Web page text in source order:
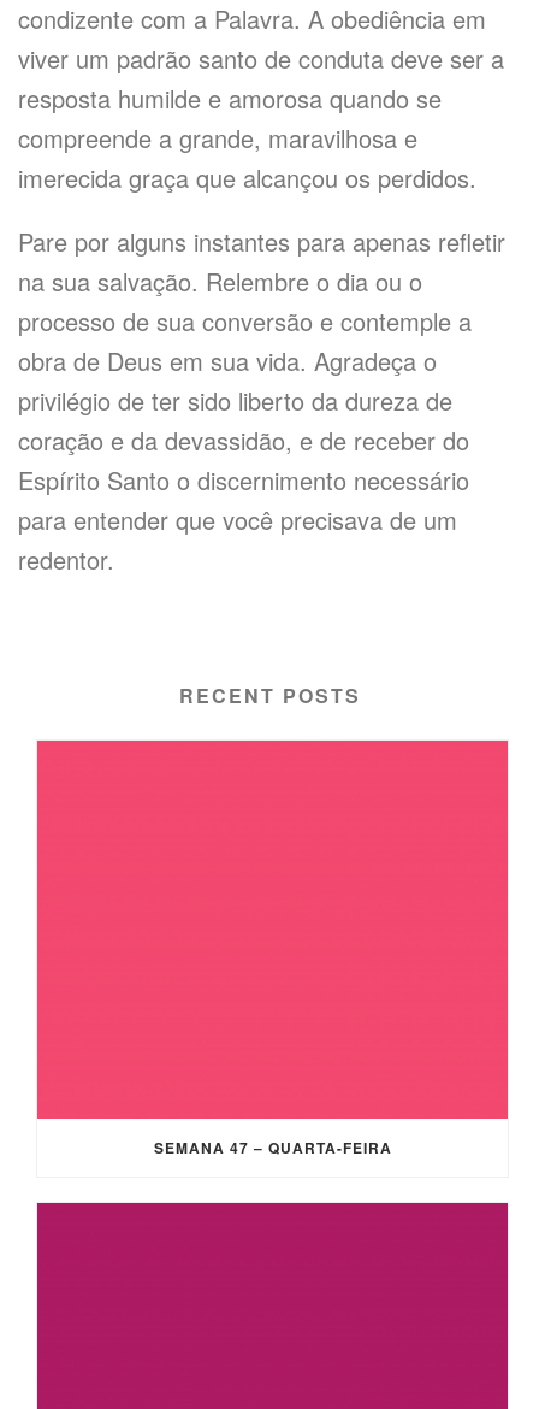
condizente com a Palavra. A obediência em
viver um padrão santo de conduta deve ser a
resposta humilde e amorosa quando se
compreende a grande, maravilhosa e
imerecida graça que alcançou os perdidos.
Pare por alguns instantes para apenas refletir
na sua salvação. Relembre o dia ou o
processo de sua conversão e contemple a
obra de Deus em sua vida. Agradeça o
privilégio de ter sido liberto da dureza de
coração e da devassidão, e de receber do
Espírito Santo o discernimento necessário
para entender que você precisava de um
redentor.
RECENT POSTS
SEMANA 47 – QUARTA-FEIRA